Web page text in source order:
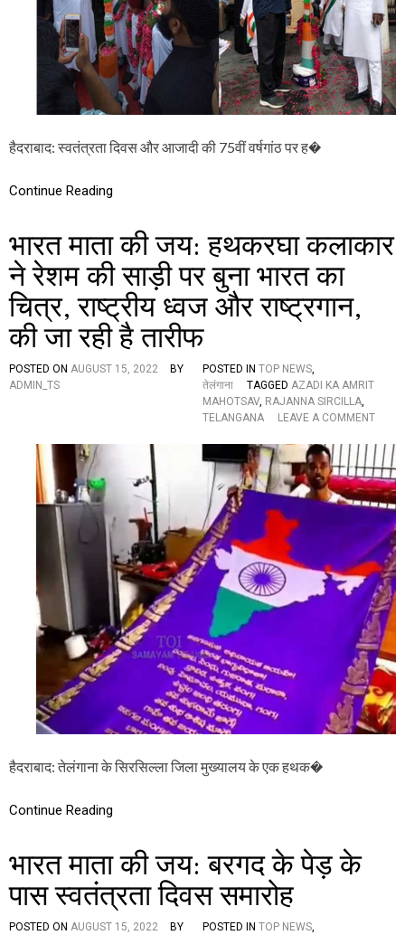
क
ट्टा
में
ए
डि
श
नं
द
के
थ
ति
रं
गा
हैदराबाद: स्वतंत्रता दिवस और आजादी की 75वीं वर्षगांठ पर ह�
Continue Reading
भारत माता की जय: हथकरघा कलाकार
ने रेशम की साड़ी पर बुना भारत का
चित्र, राष्ट्रीय ध्वज और राष्ट्रगान,
की जा रही है तारीफ
POSTED ON AUGUST 15, 2022
BY
ADMIN_TS
POSTED IN TOP NEWS,
तेलंगाना
TAGGED AZADI KA AMRIT
MAHOTSAV, RAJANNA SIRCILLA,
TELANGANA
LEAVE A COMMENTO
भा
र
त
मा
ता
की
ज
य
:
ह
थ
क
र
घा
क
ला
का
र
हैदराबाद: तेलंगाना के सिरसिल्ला जिला मुख्यालय के एक हथक�
Continue Reading
भारत माता की जय: बरगद के पेड़ के
पास स्वतंत्रता दिवस समारोह
POSTED ON AUGUST 15, 2022
BY
POSTED IN TOP NEWS,